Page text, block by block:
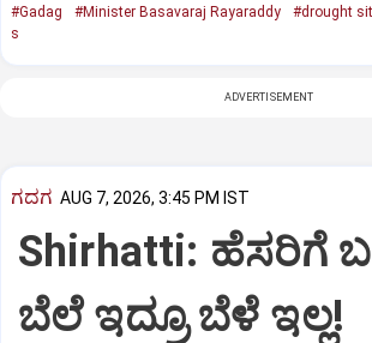
#Gadag #Minister Basavaraj Rayaraddy #drought
s
ADVERTISEMENT
ಗದಗ AUG 7, 2026, 3:45 PM IST
Shirhatti: ಹೆಸರಿಗೆ
ಬೆಲೆ ಇದ್ರೂ ಬೆಳೆ ಇಲ್ಲ!